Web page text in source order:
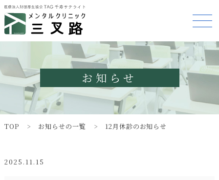
お知らせ
TOP お知らせの一覧 12月休診のお知らせ
2025.11.15